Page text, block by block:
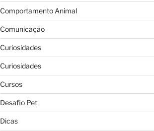
Comportamento Animal
Comunicação
Curiosidades
Curiosidades
Cursos
Desafio Pet
Dicas